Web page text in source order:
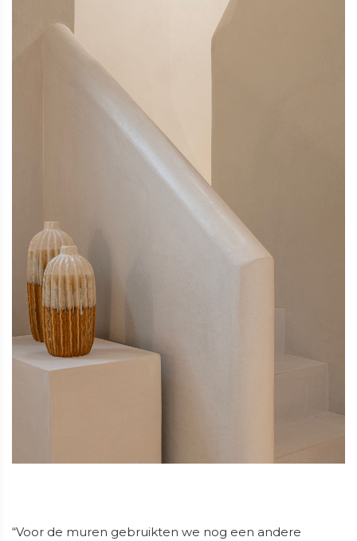
“Voor de muren gebruikten we nog een andere